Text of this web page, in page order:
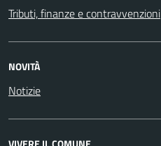
Tributi, finanze e contravvenzioni
NOVITÀ
Notizie